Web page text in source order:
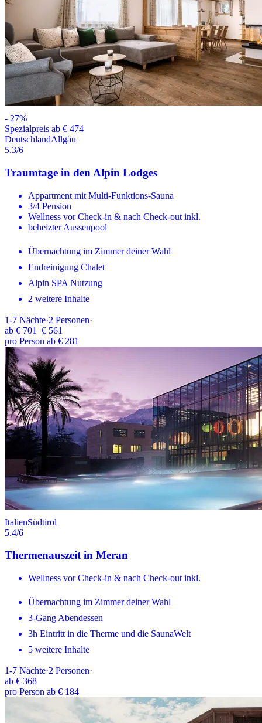
- 27%
Spezialpreis ab € 474
DeutschlandAllgäu
5.3/6
Traumtage in den Alpin Lodges
Appartment mit Multi-Funktions-Sauna
3/4 Pension
Wellness vor Check-in & nach Check-out inkl.
beheizter Aussenpool
Übernachtung im Zimmer deiner Wahl
Endreinigung Chalet
Alpin SPA Nutzung
2 weitere Inhalte
1-7 Nächte·2 Personen·
ab € 701
€ 561
pro Person ab € 281
ItalienSüdtirol
5.4/6
Thermenauszeit in Meran
Wellness vor Check-in & nach Check-out inkl.
Übernachtung im Zimmer deiner Wahl
3-Gang Abendessen
3h Eintritt in die Therme und die SaunaWelt
5 weitere Inhalte
1-7 Nächte·2 Personen·
ab € 368
pro Person ab € 184